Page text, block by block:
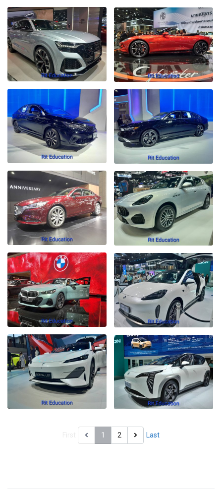
1 2 Last